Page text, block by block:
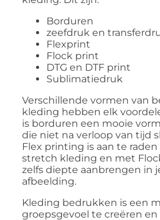
Borduren
zeefdruk en
Flexprint
Flock print
DTG en DTF print
Sublimatiedruk
Verschillende vormen van
kleding hebben elk
is borduren een mooie
die niet na verloop van tijd
Flex printing is aan te
stretch kleding en met
zelfs diepte aanbrengen in
afbeelding.
Kleding bedrukken is een
groepsgevoel te creëren